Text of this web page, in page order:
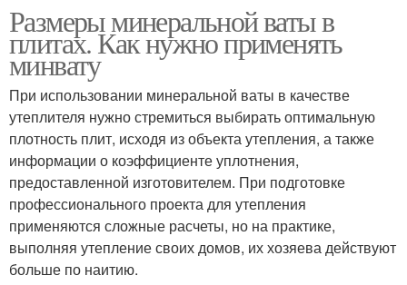
Размеры минеральной ваты в
плитах. Как нужно применять
минвату
При использовании минеральной ваты в качестве
утеплителя нужно стремиться выбирать оптимальную
плотность плит, исходя из объекта утепления, а также
информации о коэффициенте уплотнения,
предоставленной изготовителем. При подготовке
профессионального проекта для утепления
применяются сложные расчеты, но на практике,
выполняя утепление своих домов, их хозяева действуют
больше по наитию.